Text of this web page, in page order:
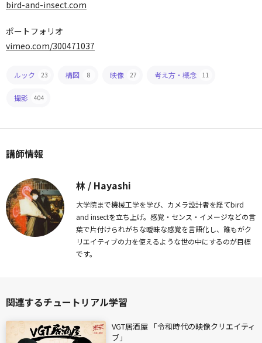
bird-and-insect.com
ポートフォリオ
vimeo.com/300471037
ルック 23 構図 8 映像 27 考え方・概念 11
撮影 404
講師情報
林 / Hayashi
大学院まで機械工学を学び、カメラ設計者を経てbird
and insectを立ち上げ。感覚・センス・イメージなどの言
葉で片付けられがちな曖昧な感覚を言語化し、誰もがク
リエイティブの力を使えるような世の中にするのが目標
です。
関連するチュートリアル学習
VGT居酒屋 「令和時代の映像クリエイティ
ブ」